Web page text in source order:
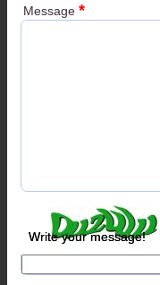
Message *
Write your message!